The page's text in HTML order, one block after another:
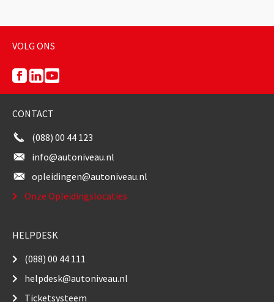
VOLG ONS
CONTACT
(088) 00 44 123
info@autoniveau.nl
opleidingen@autoniveau.nl
Onze Opleidingslocaties
HELPDESK
(088) 00 44 111
helpdesk@autoniveau.nl
Ticketsysteem